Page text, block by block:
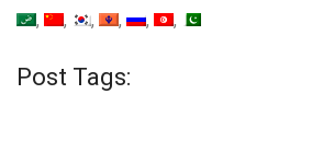
Post Tags: